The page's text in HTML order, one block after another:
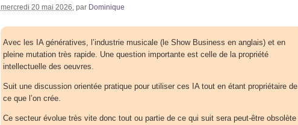
mercredi 20 mai 2026 , par Dominique
Avec les IA génératives, l’industrie musicale (le Show Business en anglais) et en
pleine mutation très rapide. Une question importante est celle de la propriété
intellectuelle des oeuvres.
Suit une discussion orientée pratique pour utiliser ces IA tout en étant propriétaire de
ce que l’on crée.
Ce secteur évolue très vite donc tout ou partie de ce qui suit sera peut-être obsolète